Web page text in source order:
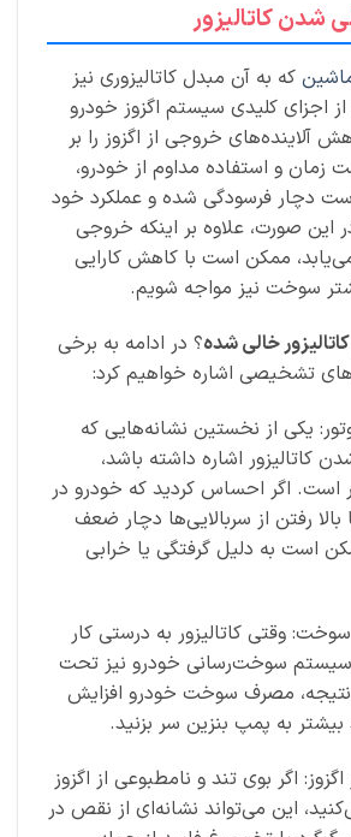
شدن کاتالیزور
ماشین که به آن مبدل کاتالیزوری نیز
اجزای کلیدی سیستم اگزوز خودرو
آلاینده‌های خروجی از اگزوز را بر
زمان و استفاده مداوم از خودرو،
دچار فرسودگی شده و عملکرد خود
این صورت، علاوه بر اینکه خروجی
می‌یابد، ممکن است با کاهش کارایی
سوخت نیز مواجه شویم.
خالی شده؟ در ادامه به برخی
تشخیصی اشاره خواهیم کرد:
یکی از نخستین نشانه‌هایی که
کاتالیزور اشاره داشته باشد،
اگر احساس کردید که خودرو در
رفتن از سربالایی‌ها دچار ضعف
است به دلیل گرفتگی یا خرابی
وقتی کاتالیزور به درستی کار
سوخت‌رسانی خودرو نیز تحت
نتیجه، مصرف سوخت خودرو افزایش
بیشتر به پمپ بنزین سر بزنید.
اگر بوی تند و نامطبوعی از اگزوز
این می‌تواند نشانه‌ای از نقص در